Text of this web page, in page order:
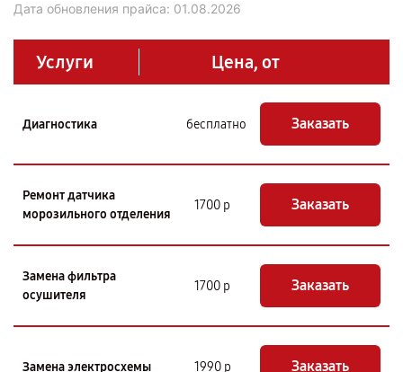
Дата обновления прайса: 01.08.2026
Услуги Цена, от
Диагностика бесплатно Заказать
Ремонт датчика
морозильного отделения
1700 р Заказать
Замена фильтра
осушителя
1700 р Заказать
Замена электросхемы 1990 р Заказать